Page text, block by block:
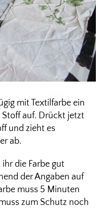
mit Textilfarbe ein
auf. Drückt jetzt
und zieht es
ab.
die Farbe gut
der Angaben auf
muss 5 Minuten
zum Schutz noch